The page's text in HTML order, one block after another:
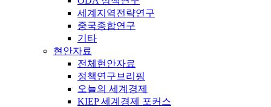
세계지역전략연구
중국종합연구
기타
현안자료
전체현안자료
정책연구브리핑
오늘의 세계경제
KIEP 세계경제 포커스